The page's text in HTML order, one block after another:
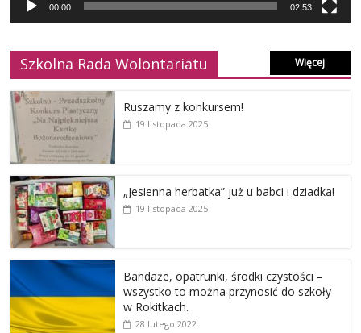
00:00 02:53
Szkolna Rada Wolontariatu Więcej
Ruszamy z konkursem!
19 listopada 2025
„Jesienna herbatka” już u babci i dziadka!
19 listopada 2025
Bandaże, opatrunki, środki czystości –
wszystko to można przynosić do szkoły
w Rokitkach.
28 lutego 2022